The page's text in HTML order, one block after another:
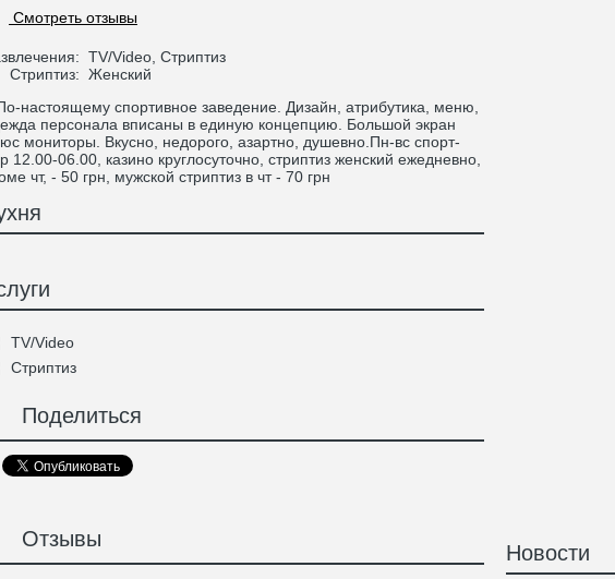
Смотреть отзывы
TV/Video, Стриптиз
Стриптиз: Женский
настоящему спортивное заведение. Дизайн, атрибутика, меню,
персонала вписаны в единую концепцию. Большой экран
мониторы. Вкусно, недорого, азартно, душевно.Пн-вс спорт-
12.00-06.00, казино круглосуточно, стриптиз женский ежедневно,
чт, - 50 грн, мужской стриптиз в чт - 70 грн
TV/Video
Стриптиз
Поделиться
Отзывы
Новости